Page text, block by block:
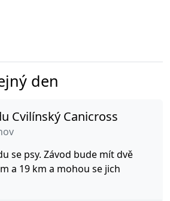
den
Cvilínský Canicross
se psy. Závod bude mít dvě
a 19 km a mohou se jich